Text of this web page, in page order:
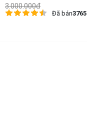
3.000.000đ
Đã bán3765